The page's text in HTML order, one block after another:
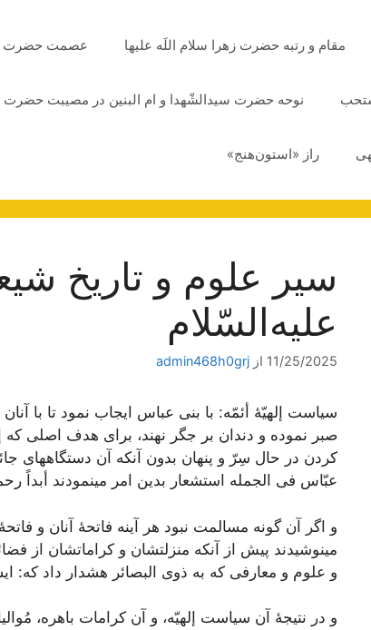
مقام و رتبه حضرت زهرا سلام اللَه علیها عصمت حضرت
نوحه حضرت سیدالشّهدا و ام البنین در مصیبت حضرت
راز «استون‌هنج»
سير علوم‌ و تاريخ‌
عليه‌السّلام
11/25/2025 از admin468h0grj
سياست‌ إلهيّۀ أئمّه‌: با بنی عباس‌ ايجاب‌ نمود تا با
صبر نموده‌ و دندان‌ بر جگر نهند، برای هدف‌ اصلی که‌
کردن‌ در حال‌ سِرّ و پنهان‌ بدون‌ آنکه‌ آن‌ دستگاههای
عبّاس‌ فی الجمله‌ استشعار بدين‌ امر مینمودند أبداً
و اگر آن‌ گونه‌ مسالمت‌ نبود هر آينه‌ فاتحۀ آنان‌ و
مینوشيدند پيش‌ از آنکه‌ منزلتشان‌ و کراماتشان‌
و علوم‌ و معارفی که‌ به‌ ذوی البصائر هشدار داد که‌:
و در نتيجۀ آن‌ سياست‌ إلهيّه‌، و آن‌ کرامات‌ باهره‌،